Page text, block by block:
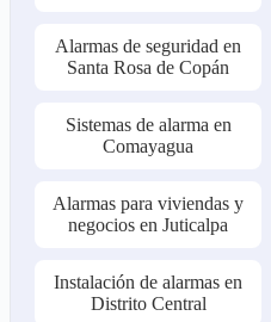
Alarmas de seguridad en
Santa Rosa de Copán
Sistemas de alarma en
Comayagua
Alarmas para viviendas y
negocios en Juticalpa
Instalación de alarmas en
Distrito Central